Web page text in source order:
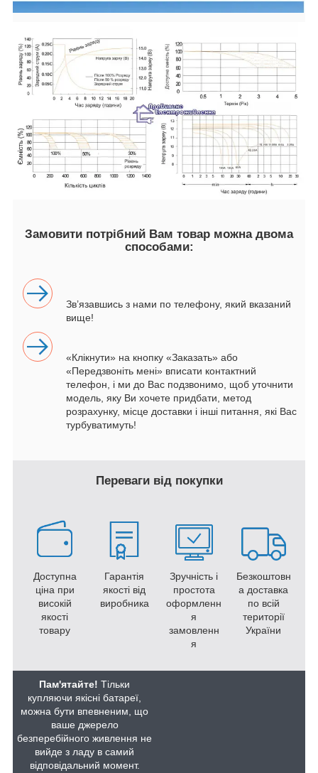
Замовити потрібний Вам товар можна двома
способами:
Зв’язавшись з нами по телефону, який вказаний
вище!
«Клікнути» на кнопку «Заказать» або
«Передзвоніть мені» вписати контактний
телефон, і ми до Вас подзвонимо, щоб уточнити
модель, яку Ви хочете придбати, метод
розрахунку, місце доставки і інші питання, які Вас
турбуватимуть!
Переваги від покупки
Доступна
ціна при
високій
якості
товару
Гарантія
якості від
виробника
Зручність і
простота
оформленн
я
замовленн
я
Безкоштовн
а доставка
по всій
території
України
Пам'ятайте! Тільки
купляючи якісні батареї,
можна бути впевненим, що
ваше джерело
безперебійного живлення не
вийде з ладу в самий
відповідальний момент.